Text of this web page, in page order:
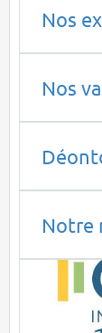
Nos
Nos
Notre